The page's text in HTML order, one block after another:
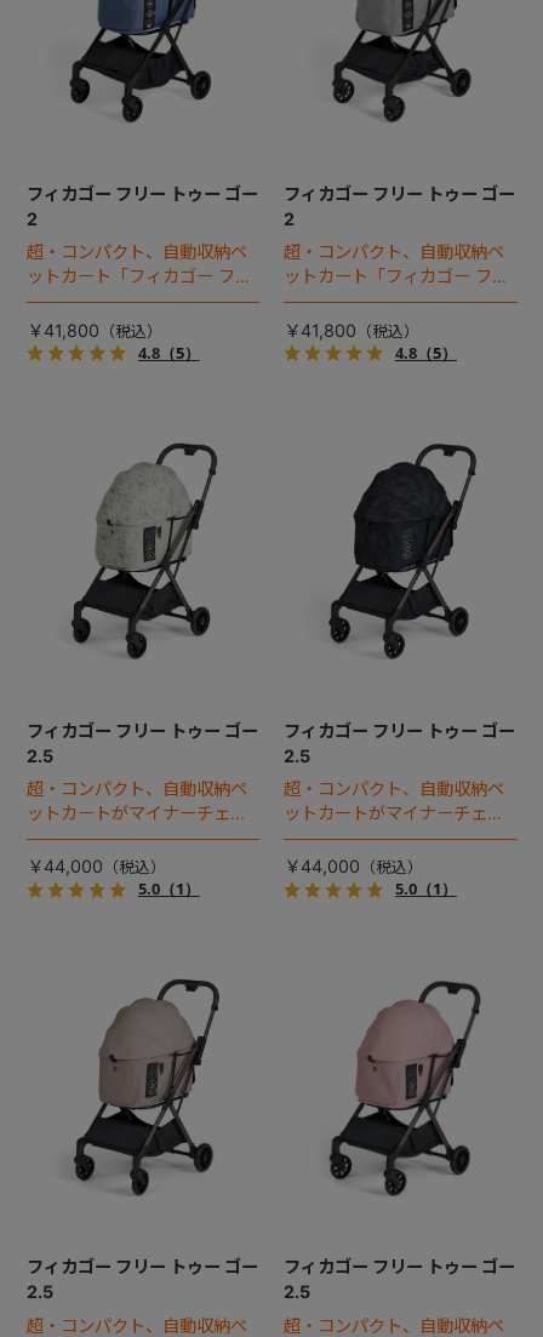
フィカゴー フリー トゥー ゴー
2
超・コンパクト、自動収納ペ
ットカート「フィカゴー フリ
ートゥーゴー」がフルモデル
チェンジ！
￥41,800
4.8（5）
フィカゴー フリー トゥー ゴー
2
超・コンパクト、自動収納ペ
ットカート「フィカゴー フリ
ートゥーゴー」がフルモデル
チェンジ！
￥41,800
4.8（5）
フィカゴー フリー トゥー ゴー
2.5
超・コンパクト、自動収納ペ
ットカートがマイナーチェン
ジ！
￥44,000
5.0（1）
フィカゴー フリー トゥー ゴー
2.5
超・コンパクト、自動収納ペ
ットカートがマイナーチェン
ジ！
￥44,000
5.0（1）
フィカゴー フリー トゥー ゴー
2.5
超・コンパクト、自動収納ペ
フィカゴー フリー トゥー ゴー
2.5
超・コンパクト、自動収納ペ